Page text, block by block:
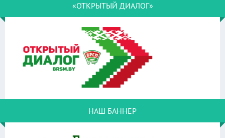
«ОТКРЫТЫЙ ДИАЛОГ»
НАШ БАННЕР